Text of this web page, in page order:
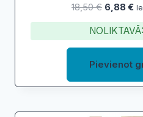
18,50€ Original
price
was:
18,50 €.
6,88€
is:
Pievienot